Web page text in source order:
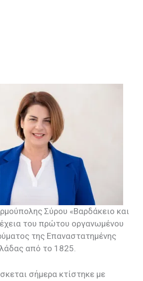
Σύρου «Βαρδάκειο και
του πρώτου οργανωμένου
της Επαναστατημένης
από το 1825.
σήμερα κτίστηκε με